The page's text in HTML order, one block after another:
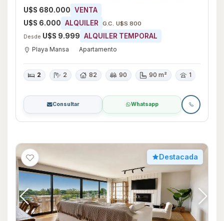
Playa Mansa, Maldonado
U$S 680.000 VENTA
U$S 6.000 ALQUILER
G.C. U$S 800
Desde U$S 9.999 ALQUILER TEMPORAL
Playa Mansa Apartamento
2 2 82 90 90 m² 1
Consultar Whatsapp
Destacada